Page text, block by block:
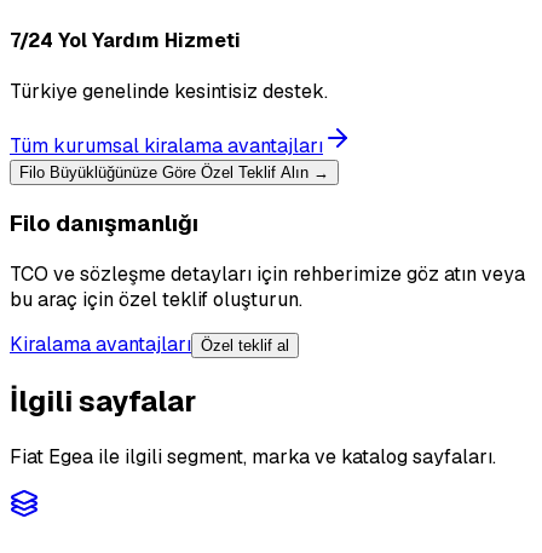
7/24 Yol Yardım Hizmeti
Türkiye genelinde kesintisiz destek.
Tüm kurumsal kiralama avantajları
Filo Büyüklüğünüze Göre Özel Teklif Alın →
Filo danışmanlığı
TCO ve sözleşme detayları için rehberimize göz atın veya
bu araç için özel teklif oluşturun.
Kiralama avantajları Özel teklif al
İlgili sayfalar
Fiat Egea ile ilgili segment, marka ve katalog sayfaları.